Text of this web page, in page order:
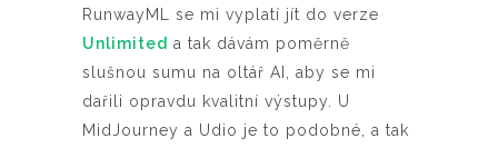
RunwayML se mi vyplatí jít do verze
Unlimited a tak dávám poměrně
slušnou sumu na oltář AI, aby se mi
dařili opravdu kvalitní výstupy. U
MidJourney a Udio je to podobné, a tak